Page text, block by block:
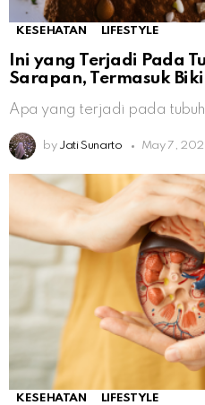
KESEHATAN LIFESTYLE
Ini yang Terjadi Pada
Sarapan, Termasuk
Apa yang terjadi pada
by Jati Sunarto May 7,
KESEHATAN LIFESTYLE